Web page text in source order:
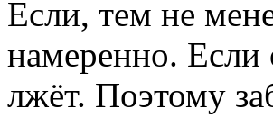
Если, тем не
намеренно. Если
лжёт. Поэтому